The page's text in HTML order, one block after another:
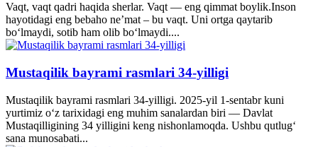
Vaqt, vaqt qadri haqida sherlar. Vaqt — eng qimmat boylik.Inson
hayotidagi eng bebaho ne’mat – bu vaqt. Uni ortga qaytarib
bo‘lmaydi, sotib ham olib bo‘lmaydi....
Mustaqilik bayrami rasmlari 34-yilligi
Mustaqilik bayrami rasmlari 34-yilligi. 2025-yil 1-sentabr kuni
yurtimiz o‘z tarixidagi eng muhim sanalardan biri — Davlat
Mustaqilligining 34 yilligini keng nishonlamoqda. Ushbu qutlug‘
sana munosabati...